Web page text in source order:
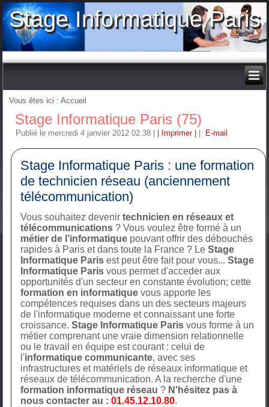
Stage Informatique Paris
Vous êtes ici :Accueil
Stage Informatique Paris (75)
Publié le mercredi 4 janvier 2012 02:38 | Imprimer | E-mail
Stage Informatique Paris : une formation
de technicien réseau (anciennement
télécommunication)
Vous souhaitez devenirtechnicien en réseaux et
télécommunications ? Vous voulez être formé à un
métier de l’informatique pouvant offrir des débouchés
rapides à Paris et dans toute la France ? LeStage
Informatique Paris est peut être fait pour vous...Stage
Informatique Paris vous permet d'acceder aux
opportunités d'un secteur en constante évolution; cette
formation en informatique vous apporte les
compétences requises dans un des secteurs majeurs
de l'informatique moderne et connaissant une forte
croissance.Stage Informatique Paris vous forme à un
métier comprenant une vraie dimension relationnelle
ou le travail en équipe est courant : celui de
l'informatique communicante, avec ses
infrastructures et matériels de réseaux informatique et
réseaux de télécommunication. A la recherche d'une
formation informatique réseau ? N'hésitez pas à
nous contacter au : 01.45.12.10.80.